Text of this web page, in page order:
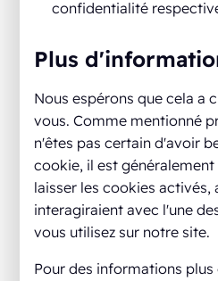
confidentialité
Plus
Nous espérons que cela a
vous. Comme mentionné
n'êtes pas certain d'avoir
cookie, il est
laisser les cookies activés,
interagiraient avec l'une
vous utilisez sur notre site.
Pour des informations plus